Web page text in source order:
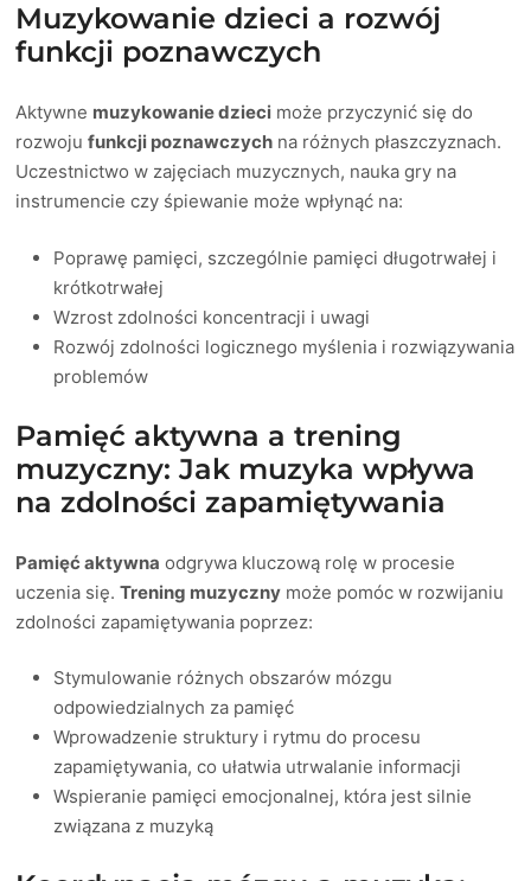
Muzykowanie dzieci a rozwój
funkcji poznawczych
Aktywne muzykowanie dzieci może przyczynić się do
rozwojufunkcji poznawczych na różnych płaszczyznach.
Uczestnictwo w zajęciach muzycznych, nauka gry na
instrumencie czy śpiewanie może wpłynąć na:
Poprawę pamięci, szczególnie pamięci długotrwałej i
krótkotrwałej
Wzrost zdolności koncentracji i uwagi
Rozwój zdolności logicznego myślenia i rozwiązywania
problemów
Pamięć aktywna a trening
muzyczny: Jak muzyka wpływa
na zdolności zapamiętywania
Pamięć aktywna odgrywa kluczową rolę w procesie
uczenia się.Trening muzyczny może pomóc w rozwijaniu
zdolności zapamiętywania poprzez:
Stymulowanie różnych obszarów mózgu
odpowiedzialnych za pamięć
Wprowadzenie struktury i rytmu do procesu
zapamiętywania, co ułatwia utrwalanie informacji
Wspieranie pamięci emocjonalnej, która jest silnie
związana z muzyką